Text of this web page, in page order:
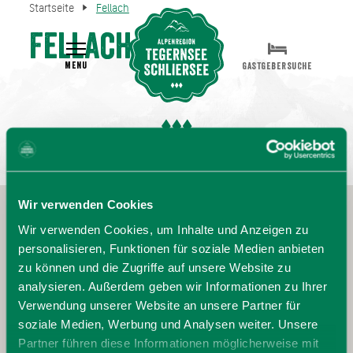
Wir verwenden Cookies
Wir verwenden Cookies, um Inhalte und Anzeigen zu
personalisieren, Funktionen für soziale Medien anbieten
zu können und die Zugriffe auf unsere Website zu
analysieren. Außerdem geben wir Informationen zu Ihrer
Verwendung unserer Website an unsere Partner für
soziale Medien, Werbung und Analysen weiter. Unsere
Partner führen diese Informationen möglicherweise mit
Startseite Fellach
Fellach
MENU GASTGEBERSUCHE